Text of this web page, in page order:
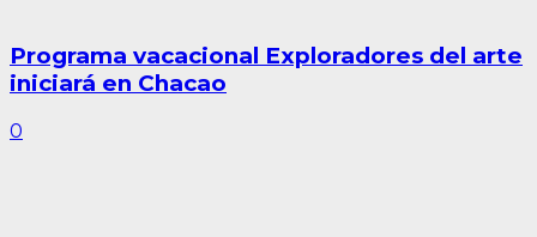
Programa vacacional Exploradores del arte
iniciará en Chacao
0